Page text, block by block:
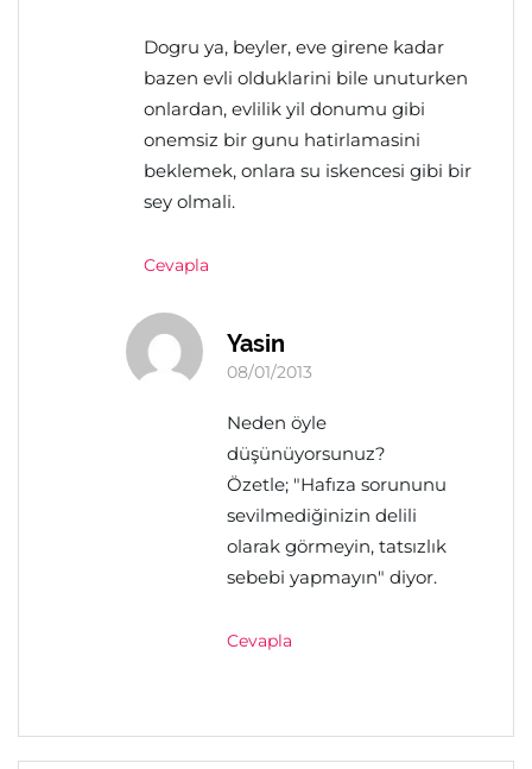
Dogru ya, beyler, eve girene kadar
bazen evli olduklarini bile unuturken
onlardan, evlilik yil donumu gibi
onemsiz bir gunu hatirlamasini
beklemek, onlara su iskencesi gibi bir
sey olmali.
Cevapla
Yasin
08/01/2013
Neden öyle
düşünüyorsunuz?
Özetle; "Hafıza sorununu
sevilmediğinizin delili
olarak görmeyin, tatsızlık
sebebi yapmayın" diyor.
Cevapla